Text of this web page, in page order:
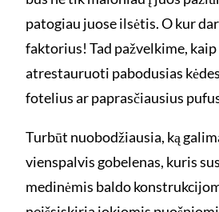
patogiau juose ilsėtis. O kur
faktorius! Tad pažvelkime,
atrestauruoti pabodusias
fotelius ar paprasčiausius
Turbūt nuobodžiausia, ką
vienspalvis gobelenas, kuris
medinėmis baldo